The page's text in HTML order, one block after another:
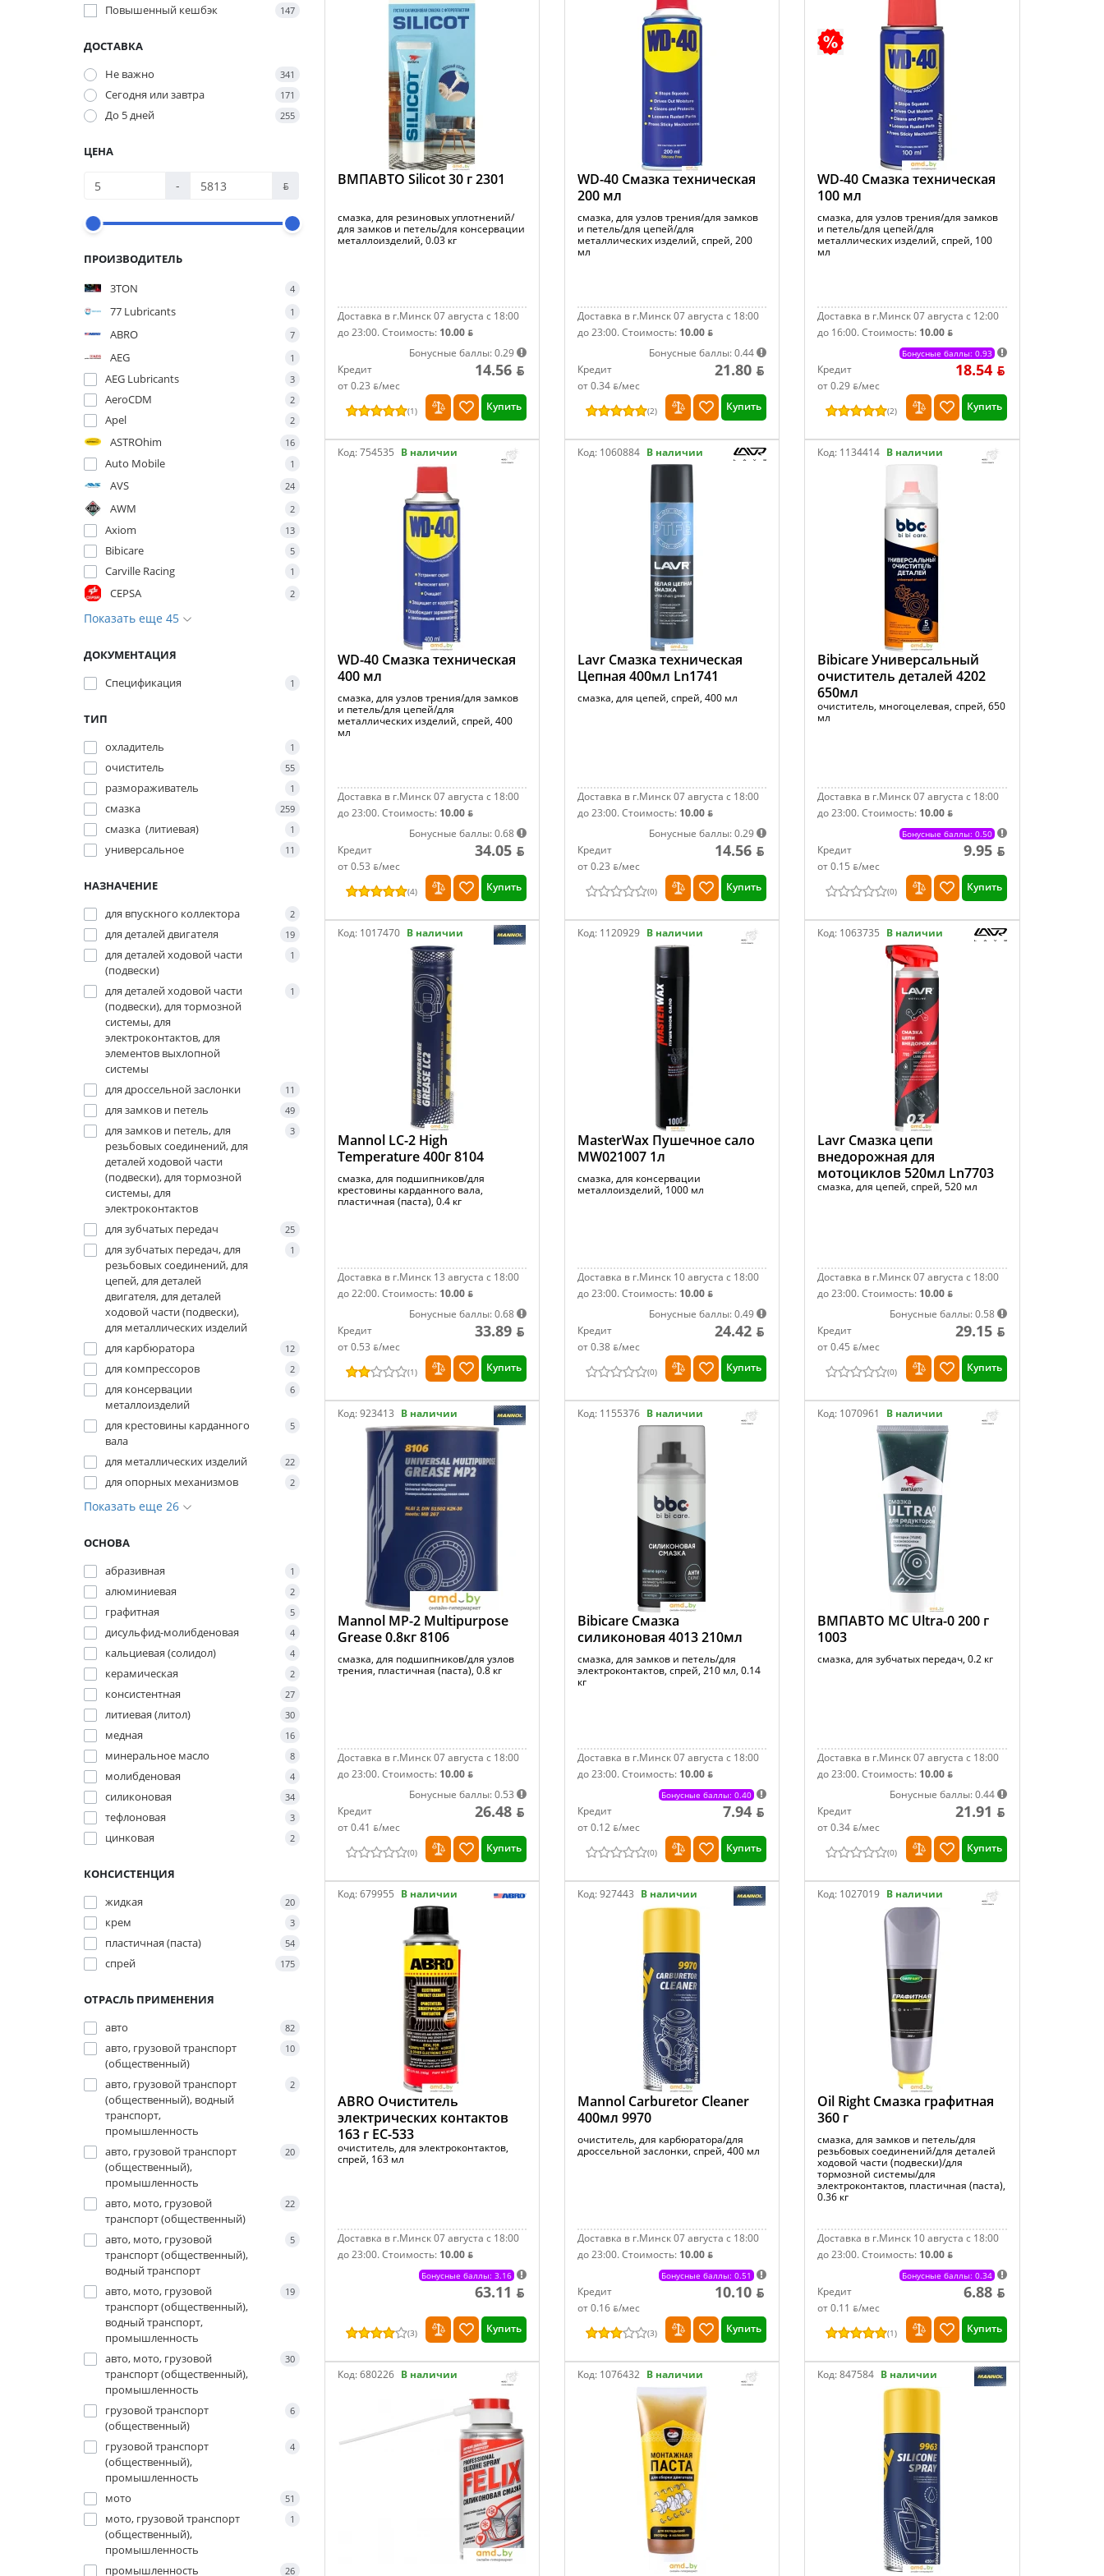
Повышенный кешбэк 147
ДОСТАВКА
Не важно
341
Сегодня или завтра 171
До 5 дней 255
ЦЕНА
- ƃ
ПРОИЗВОДИТЕЛЬ
3TON
4
77 Lubricants 1
ABRO 7
AEG 1
AEG Lubricants 3
AeroCDM 2
Apel 2
ASTROhim 16
Auto Mobile 1
AVS 24
AWM 2
Axiom 13
Bibicare 5
Carville Racing 1
CEPSA 2
Показать еще 45
ДОКУМЕНТАЦИЯ
Спецификация
1
ТИП
охладитель
1
очиститель 55
размораживатель 1
смазка 259
смазка (литиевая) 1
универсальное 11
НАЗНАЧЕНИЕ
для впускного коллектора
2
для деталей двигателя 19
для деталей ходовой части
(подвески)
1
для деталей ходовой части
(подвески), для тормозной
системы, для
электроконтактов, для
элементов выхлопной
системы
1
для дроссельной заслонки 11
для замков и петель 49
для замков и петель, для
резьбовых соединений, для
деталей ходовой части
(подвески), для тормозной
системы, для
электроконтактов
3
для зубчатых передач 25
для зубчатых передач, для
резьбовых соединений, для
цепей, для деталей
двигателя, для деталей
ходовой части (подвески),
для металлических изделий
1
для карбюратора 12
для компрессоров 2
для консервации
металлоизделий
6
для крестовины карданного
вала
5
для металлических изделий 22
для опорных механизмов 2
Показать еще 26
ОСНОВА
абразивная
1
алюминиевая 2
графитная 5
дисульфид-молибденовая 4
кальциевая (солидол) 4
керамическая 2
консистентная 27
литиевая (литол) 30
медная 16
минеральное масло 8
молибденовая 4
силиконовая 34
тефлоновая 3
цинковая 2
КОНСИСТЕНЦИЯ
жидкая
20
крем 3
пластичная (паста) 54
спрей 175
ОТРАСЛЬ ПРИМЕНЕНИЯ
авто
82
авто, грузовой транспорт
(общественный)
10
авто, грузовой транспорт
(общественный), водный
транспорт,
промышленность
2
авто, грузовой транспорт
(общественный),
промышленность
20
авто, мото, грузовой
транспорт (общественный)
22
авто, мото, грузовой
транспорт (общественный),
водный транспорт
5
авто, мото, грузовой
транспорт (общественный),
водный транспорт,
промышленность
19
авто, мото, грузовой
транспорт (общественный),
промышленность
30
грузовой транспорт
(общественный)
6
грузовой транспорт
(общественный),
промышленность
4
мото 51
мото, грузовой транспорт
(общественный),
промышленность
1
промышленность 26
ВМПАВТО Silicot 30 г 2301
смазка, для резиновых уплотнений/
для замков и петель/для консервации
металлоизделий, 0.03 кг
Доставка в г.Минск 07 августа с 18:00
до 23:00.Стоимость: 10.00 ƃ
Бонусные баллы: 0.29
Кредит
от 0.23 ƃ/мec
14.56 ƃ
(1) Купить
WD-40 Смазка техническая
200 мл
смазка, для узлов трения/для замков
и петель/для цепей/для
металлических изделий, спрей, 200
мл
Доставка в г.Минск 07 августа с 18:00
до 23:00.Стоимость: 10.00 ƃ
Бонусные баллы: 0.44
Кредит
от 0.34 ƃ/мec
21.80 ƃ
(2) Купить
WD-40 Смазка техническая
100 мл
смазка, для узлов трения/для замков
и петель/для цепей/для
металлических изделий, спрей, 100
мл
Доставка в г.Минск 07 августа с 12:00
до 16:00.Стоимость: 10.00 ƃ
Бонусные баллы: 0.93
Кредит
от 0.29 ƃ/мec
18.54 ƃ
(2) Купить
Код:754535 В наличии
WD-40 Смазка техническая
400 мл
смазка, для узлов трения/для замков
и петель/для цепей/для
металлических изделий, спрей, 400
мл
Доставка в г.Минск 07 августа с 18:00
до 23:00.Стоимость: 10.00 ƃ
Бонусные баллы: 0.68
Кредит
от 0.53 ƃ/мec
34.05 ƃ
(4) Купить
Код: 1060884 В наличии
Lavr Смазка техническая
Цепная 400мл Ln1741
смазка, для цепей, спрей, 400 мл
Доставка в г.Минск 07 августа с 18:00
до 23:00.Стоимость: 10.00 ƃ
Бонусные баллы: 0.29
Кредит
от 0.23 ƃ/мec
14.56 ƃ
(0) Купить
Код: 1134414 В наличии
Bibicare Универсальный
очиститель деталей 4202
650мл
очиститель, многоцелевая, спрей, 650
мл
Доставка в г.Минск 07 августа с 18:00
до 23:00.Стоимость: 10.00 ƃ
Бонусные баллы: 0.50
Кредит
от 0.15 ƃ/мec
9.95 ƃ
(0) Купить
Код: 1017470 В наличии
Mannol LC-2 High
Temperature 400г 8104
смазка, для подшипников/для
крестовины карданного вала,
пластичная (паста), 0.4 кг
Доставка в г.Минск 13 августа с 18:00
до 22:00.Стоимость: 10.00 ƃ
Бонусные баллы: 0.68
Кредит
от 0.53 ƃ/мec
33.89 ƃ
(1) Купить
Код: 1120929 В наличии
MasterWax Пушечное сало
MW021007 1л
смазка, для консервации
металлоизделий, 1000 мл
Доставка в г.Минск 10 августа с 18:00
до 23:00.Стоимость: 10.00 ƃ
Бонусные баллы: 0.49
Кредит
от 0.38 ƃ/мec
24.42 ƃ
(0) Купить
Код: 1063735 В наличии
Lavr Смазка цепи
внедорожная для
мотоциклов 520мл Ln7703
смазка, для цепей, спрей, 520 мл
Доставка в г.Минск 07 августа с 18:00
до 23:00.Стоимость: 10.00 ƃ
Бонусные баллы: 0.58
Кредит
от 0.45 ƃ/мec
29.15 ƃ
(0) Купить
Код:923413 В наличии
Mannol MP-2 Multipurpose
Grease 0.8кг 8106
смазка, для подшипников/для узлов
трения, пластичная (паста), 0.8 кг
Доставка в г.Минск 07 августа с 18:00
до 23:00.Стоимость: 10.00 ƃ
Бонусные баллы: 0.53
Кредит
от 0.41 ƃ/мec
26.48 ƃ
(0) Купить
Код: 1155376 В наличии
Bibicare Смазка
силиконовая 4013 210мл
смазка, для замков и петель/для
электроконтактов, спрей, 210 мл, 0.14
кг
Доставка в г.Минск 07 августа с 18:00
до 23:00.Стоимость: 10.00 ƃ
Бонусные баллы: 0.40
Кредит
от 0.12 ƃ/мec
7.94 ƃ
(0) Купить
Код: 1070961 В наличии
ВМПАВТО МС Ultra-0 200 г
1003
смазка, для зубчатых передач, 0.2 кг
Доставка в г.Минск 07 августа с 18:00
до 23:00.Стоимость: 10.00 ƃ
Бонусные баллы: 0.44
Кредит
от 0.34 ƃ/мec
21.91 ƃ
(0) Купить
Код:679955 В наличии
ABRO Очиститель
электрических контактов
163 г EC-533
очиститель, для электроконтактов,
спрей, 163 мл
Доставка в г.Минск 07 августа с 18:00
до 23:00.Стоимость: 10.00 ƃ
Бонусные баллы: 3.16
63.11 ƃ
(3) Купить
Код:927443 В наличии
Mannol Carburetor Cleaner
400мл 9970
очиститель, для карбюратора/для
дроссельной заслонки, спрей, 400 мл
Доставка в г.Минск 07 августа с 18:00
до 23:00.Стоимость: 10.00 ƃ
Бонусные баллы: 0.51
Кредит
от 0.16 ƃ/мec
10.10 ƃ
(3) Купить
Код: 1027019 В наличии
Oil Right Смазка графитная
360 г
смазка, для замков и петель/для
резьбовых соединений/для деталей
ходовой части (подвески)/для
тормозной системы/для
электроконтактов, пластичная (паста),
0.36 кг
Доставка в г.Минск 10 августа с 18:00
до 23:00.Стоимость: 10.00 ƃ
Бонусные баллы: 0.34
Кредит
от 0.11 ƃ/мec
6.88 ƃ
(1) Купить
Код:680226 В наличии Код: 1076432 В наличии Код:847584 В наличии